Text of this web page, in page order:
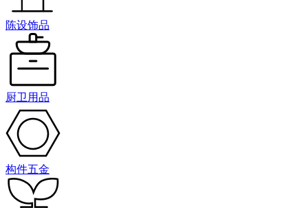
陈设饰品
厨卫用品
构件五金